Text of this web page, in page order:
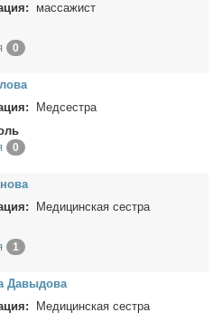
массажист
0
Медсестра
0
Медицинская сестра
1
Да­вы­до­ва
Медицинская сестра